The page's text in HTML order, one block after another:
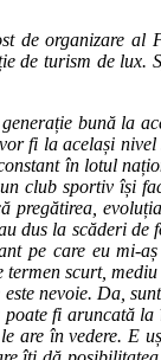
de organizare
de turism de
bună la
fi la același
în lotul
club sportiv își
pregătirea,
la scăderi
pe care eu
scurt,
nevoie. Da,
fi aruncată
are în vedere.